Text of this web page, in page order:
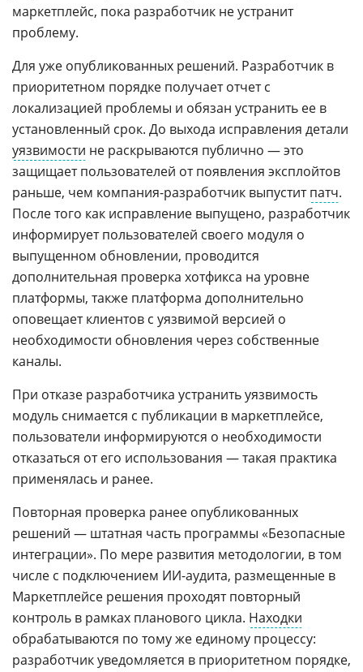
маркетплейс, пока разработчик не устранит
проблему.
Для уже опубликованных решений. Разработчик в
приоритетном порядке получает отчет с
локализацией проблемы и обязан устранить ее в
установленный срок. До выхода исправления детали
уязвимости не раскрываются публично — это
защищает пользователей от появления эксплойтов
раньше, чем компания-разработчик выпуститпатч.
После того как исправление выпущено, разработчик
информирует пользователей своего модуля о
выпущенном обновлении, проводится
дополнительная проверка хотфикса на уровне
платформы, также платформа дополнительно
оповещает клиентов с уязвимой версией о
необходимости обновления через собственные
каналы.
При отказе разработчика устранить уязвимость
модуль снимается с публикации в маркетплейсе,
пользователи информируются о необходимости
отказаться от его использования — такая практика
применялась и ранее.
Повторная проверка ранее опубликованных
решений — штатная часть программы «Безопасные
интеграции». По мере развития методологии, в том
числе с подключением ИИ-аудита, размещенные в
Маркетплейсе решения проходят повторный
контроль в рамках планового цикла. Находки
обрабатываются по тому же единому процессу:
разработчик уведомляется в приоритетном порядке,